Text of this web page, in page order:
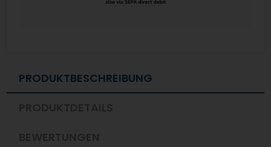
PRODUKTBESCHREIBUNG